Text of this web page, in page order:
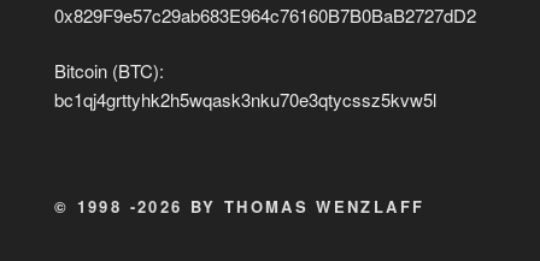
0x829F9e57c29ab683E964c76160B7B0BaB2727dD2
Bitcoin (BTC):
bc1qj4grttyhk2h5wqask3nku70e3qtycssz5kvw5l
© 1998 -2026 BY THOMAS WENZLAFF